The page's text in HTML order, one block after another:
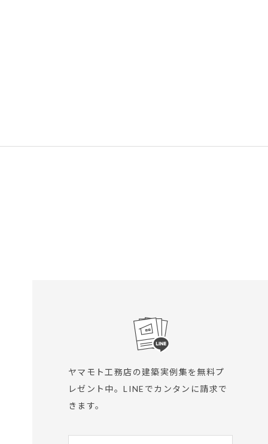
ヤマモト工務店の建築実例集を無料プ
レゼント中。LINEでカンタンに請求で
きます。